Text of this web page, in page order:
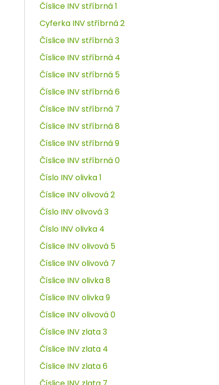
Číslice INV stříbrná 1
Cyferka INV stříbrná 2
Číslice INV stříbrná 3
Číslice INV stříbrná 4
Číslice INV stříbrná 5
Číslice INV stříbrná 6
Číslice INV stříbrná 7
Číslice INV stříbrná 8
Číslice INV stříbrná 9
Číslice INV stříbrná 0
Číslo INV olivka 1
Číslice INV olivová 2
Číslo INV olivová 3
Číslo INV olivka 4
Číslice INV olivová 5
Číslice INV olivová 7
Číslice INV olivka 8
Číslice INV olivka 9
Číslice INV olivová 0
Číslice INV zlata 3
Číslice INV zlata 4
Číslice INV zlata 6